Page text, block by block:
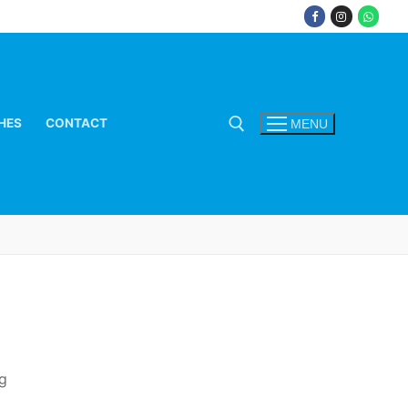
CONTACT MENU